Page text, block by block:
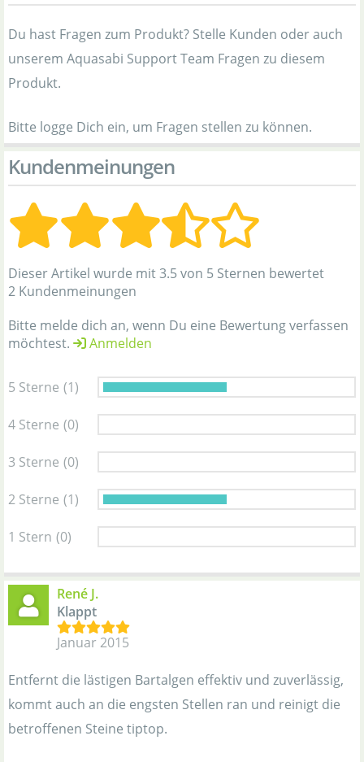
Du hast Fragen zum Produkt? Stelle Kunden oder auch
unserem Aquasabi Support Team Fragen zu diesem
Produkt.
Bitte logge Dich ein, um Fragen stellen zu können.
Kundenmeinungen
Dieser Artikel wurde mit 3.5 von 5 Sternen bewertet
2 Kundenmeinungen
Bitte melde dich an, wenn Du eine Bewertung verfassen
möchtest.
Anmelden
5 Sterne (1)
4 Sterne (0)
3 Sterne (0)
2 Sterne (1)
1 Stern (0)
René J.
Klappt
Januar 2015
Entfernt die lästigen Bartalgen effektiv und zuverlässig,
kommt auch an die engsten Stellen ran und reinigt die
betroffenen Steine tiptop.